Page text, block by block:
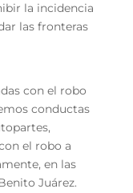
la incidencia
las fronteras
con el robo
conductas
el robo a
en las
Juárez.